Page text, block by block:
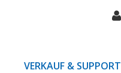
VERKAUF & SUPPORT